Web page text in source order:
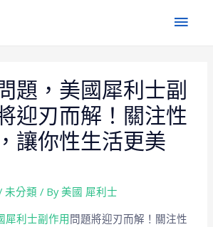
題，美國犀利士副
迎刃而解！關注性
讓你性生活更美
未分類 / By美國 犀利士
犀利士副作用問題將迎刃而解！關注性